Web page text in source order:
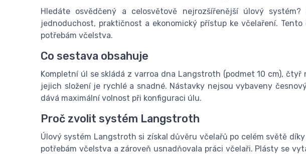
Hledáte osvědčený a celosvětově nejrozšířenější úlový
jednoduchost, praktičnost a ekonomický přístup ke včelaření.
potřebám včelstva.
Co sestava obsahuje
Kompletní úl se skládá z varroa dna Langstroth (podmet 10 cm),
jejich složení je rychlé a snadné. Nástavky nejsou vybaveny
dává maximální volnost při konfiguraci úlu.
Proč zvolit systém Langstroth
Úlový systém Langstroth si získal důvěru včelařů po celém světě
potřebám včelstva a zároveň usnadňovala práci včelaři. Plásty se